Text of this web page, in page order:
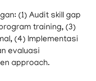
(1) Audit skill gap
training, (3)
(4) Implementasi
evaluasi
approach.